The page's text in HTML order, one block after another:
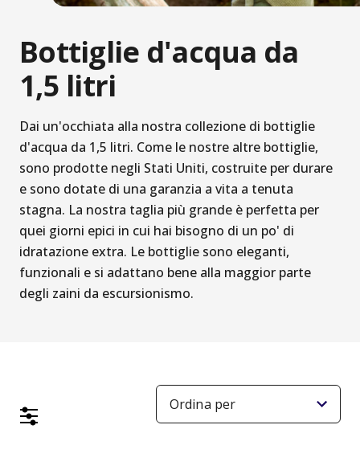
Bottiglie d'acqua da
1,5 litri
Dai un'occhiata alla nostra collezione di bottiglie
d'acqua da 1,5 litri. Come le nostre altre bottiglie,
sono prodotte negli Stati Uniti, costruite per durare
e sono dotate di una garanzia a vita a tenuta
stagna. La nostra taglia più grande è perfetta per
quei giorni epici in cui hai bisogno di un po' di
idratazione extra. Le bottiglie sono eleganti,
funzionali e si adattano bene alla maggior parte
degli zaini da escursionismo.